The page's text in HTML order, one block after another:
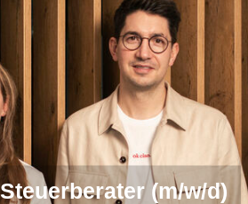
Steuerberater (m/w/d)